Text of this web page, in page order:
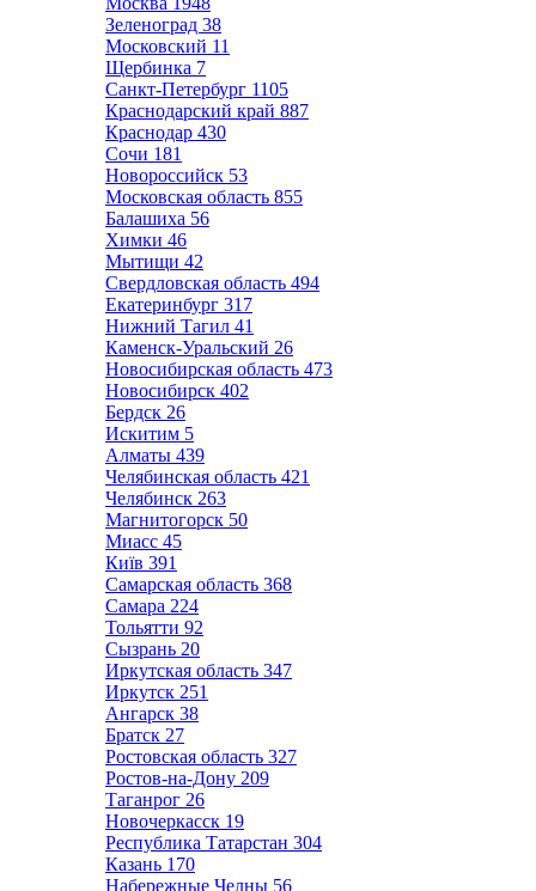
Зеленоград 38
Московский 11
Щербинка 7
Санкт-Петербург 1105
Краснодарский край 887
Краснодар 430
Сочи 181
Новороссийск 53
Московская область 855
Балашиха 56
Химки 46
Мытищи 42
Свердловская область 494
Екатеринбург 317
Нижний Тагил 41
Каменск-Уральский 26
Новосибирская область 473
Новосибирск 402
Бердск 26
Искитим 5
Алматы 439
Челябинская область 421
Челябинск 263
Магнитогорск 50
Миасс 45
Київ 391
Самарская область 368
Самара 224
Тольятти 92
Сызрань 20
Иркутская область 347
Иркутск 251
Ангарск 38
Братск 27
Ростовская область 327
Ростов-на-Дону 209
Таганрог 26
Новочеркасск 19
Республика Татарстан 304
Казань 170
Набережные Челны 56